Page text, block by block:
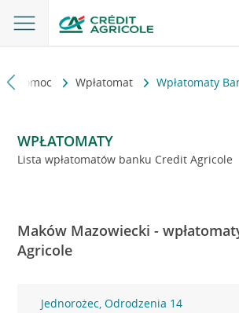
i pomoc Wpłatomat Wpłatomaty
WPŁATOMATY
Lista wpłatomatów banku Credit Agricole
Maków Mazowiecki -
Agricole
Jednorożec, Odrodzenia 14